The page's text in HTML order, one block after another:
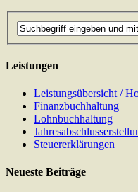
Leistungen
Leistungsübersicht /
Finanzbuchhaltung
Lohnbuchhaltung
Steuererklärungen
Neueste Beiträge